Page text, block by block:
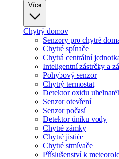
Chytrý domov
Senzory pro chytré
Chytré spínače
Chytrá centrální
Inteligentní zástrčky a
Pohybový senzor
Chytrý termostat
Detektor oxidu
Senzor otevření
Senzor počasí
Detektor úniku vody
Chytré zámky
Chytré jističe
Chytré stmívače
Příslušenství k